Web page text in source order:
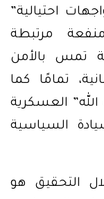
احتيالية”
مرتبطة
تمس بالأمن
تمامًا كما
الله” العسكرية
السياسية
التحقيق هو